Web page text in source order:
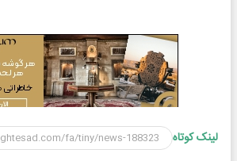
لینک کوتاه